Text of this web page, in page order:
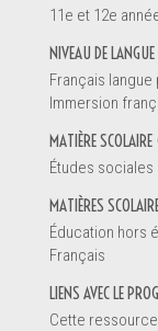
Une direction
Un parent
Un étudiant
Autre
Renseignements
11e et 12e
NIVEAU DE LANGUE
Français
Immersion
MATIÈRE
Études sociales
MATIÈRES
Éducation hors
Français
LIENS AVEC LE
Cette